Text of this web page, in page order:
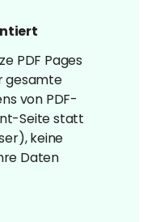
PDF Pages
gesamte
von PDF-
Seite statt
keine
Daten